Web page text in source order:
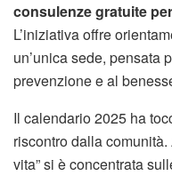
consulenze gratuite
L’iniziativa offre
un’unica sede, pensata
prevenzione e al
Il calendario 2025 ha
riscontro dalla
vita” si è concentrata